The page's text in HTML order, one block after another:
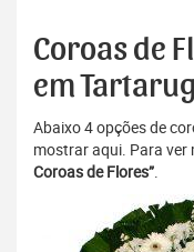
Coroas de
em
Abaixo 4 opções de
mostrar aqui. Para ver
Coroas de Flores”.